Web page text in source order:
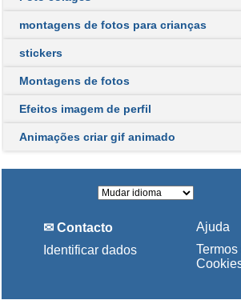
montagens de fotos para crianças
stickers
Montagens de fotos
Efeitos imagem de perfil
Animações criar gif animado
✉ Contacto
Identificar dados
Ajuda